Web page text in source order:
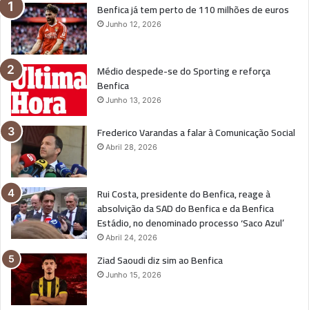
Benfica já tem perto de 110 milhões de euros
Junho 12, 2026
Médio despede-se do Sporting e reforça
Benfica
Junho 13, 2026
Frederico Varandas a falar à Comunicação Social
Abril 28, 2026
Rui Costa, presidente do Benfica, reage à
absolvição da SAD do Benfica e da Benfica
Estádio, no denominado processo ‘Saco Azul’
Abril 24, 2026
Ziad Saoudi diz sim ao Benfica
Junho 15, 2026